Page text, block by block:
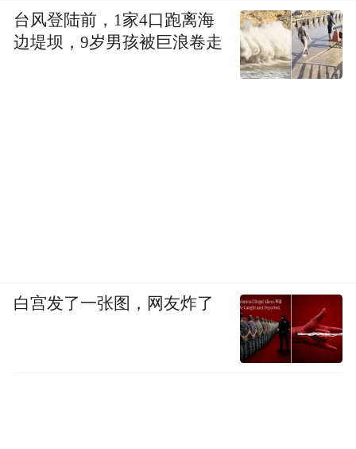
台风登陆前，1家4口跑离海
边堤坝，9岁男孩被巨浪卷走
白宫发了一张图，网友炸了